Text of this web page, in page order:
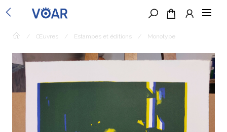
/ Œuvres / Estampes et éditions / Monotype